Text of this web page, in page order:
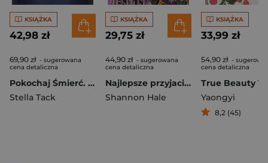
KSIĄŻKA
42,98 zł
69,90 zł - sugerowana
cena detaliczna
Pokochaj Śmierć. Black Bird Academy. Tom 3
Stella Tack
KSIĄŻKA
29,75 zł
44,90 zł - sugerowana
cena detaliczna
Najlepsze przyjaciółki
Shannon Hale
KSIĄŻKA
33,99 zł
54,90 zł -
cena detaliczna
True Beauty 13
Yaongyi
8,2 (45)